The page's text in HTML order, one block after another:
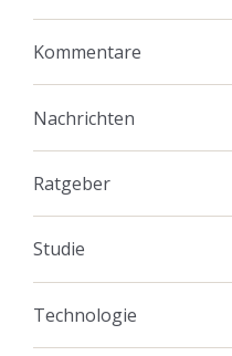
Kommentare
Nachrichten
Ratgeber
Studie
Technologie